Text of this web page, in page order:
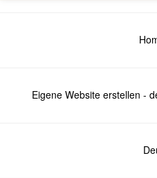
Eigene Website erstellen -